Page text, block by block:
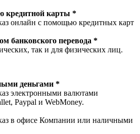
кредитной карты *
онлайн с помощью кредитных карт
банковского перевода *
так и для физических лиц.
деньгами *
электронными валютами
Paypal и WebMoney.
в офисе Компании или наличными